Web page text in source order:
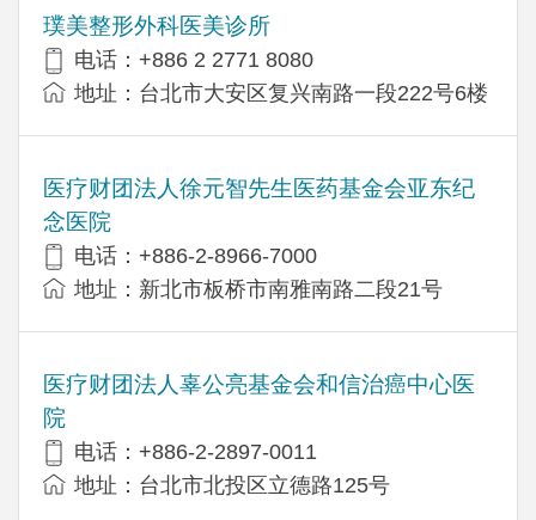
璞美整形外科医美诊所
电话：+886 2 2771 8080
地址：台北市大安区复兴南路一段222号6楼
医疗财团法人徐元智先生医药基金会亚东纪
念医院
电话：+886-2-8966-7000
地址：新北市板桥市南雅南路二段21号
医疗财团法人辜公亮基金会和信治癌中心医
院
电话：+886-2-2897-0011
地址：台北市北投区立德路125号